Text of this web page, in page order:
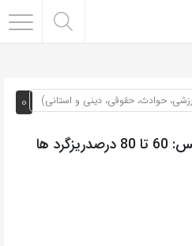
0 حوادث، حقوقی، دینی و استانی)
نماینده مردم کرمان در مجلس: 60 تا 80 درصدریزگرد ها